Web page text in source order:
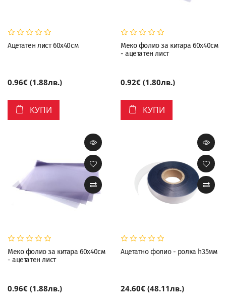
Ацетатен лист 60х40см
0.96€ (1.88лв.)
КУПИ
Меко фолио за китара 60х40см
- ацетатен лист
0.92€ (1.80лв.)
КУПИ
Меко фолио за китара 60х40см
- ацетатен лист
0.96€ (1.88лв.)
Ацетатно фолио - ролка h35мм
24.60€ (48.11лв.)